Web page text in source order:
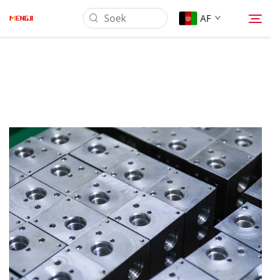
AF
Toepassing
Laai Af
Nuus
Kontak Ons